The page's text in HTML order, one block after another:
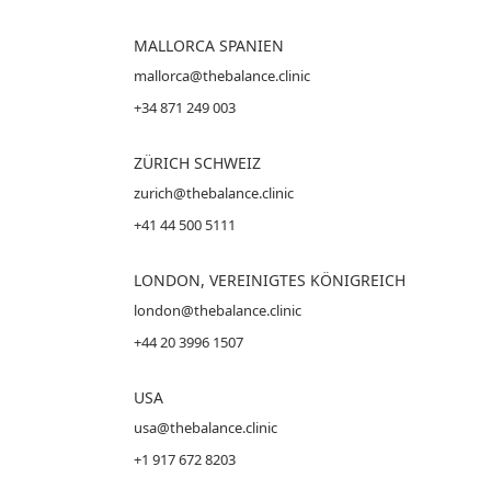
MALLORCA SPANIEN
mallorca@thebalance.clinic
+34 871 249 003
ZÜRICH SCHWEIZ
zurich@thebalance.clinic
+41 44 500 5111
LONDON, VEREINIGTES KÖNIGREICH
london@thebalance.clinic
+44 20 3996 1507
USA
usa@thebalance.clinic
+1 917 672 8203